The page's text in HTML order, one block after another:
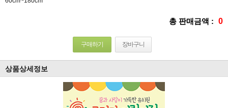
총 판매금액 : 0
구매하기 장바구니
상품상세정보